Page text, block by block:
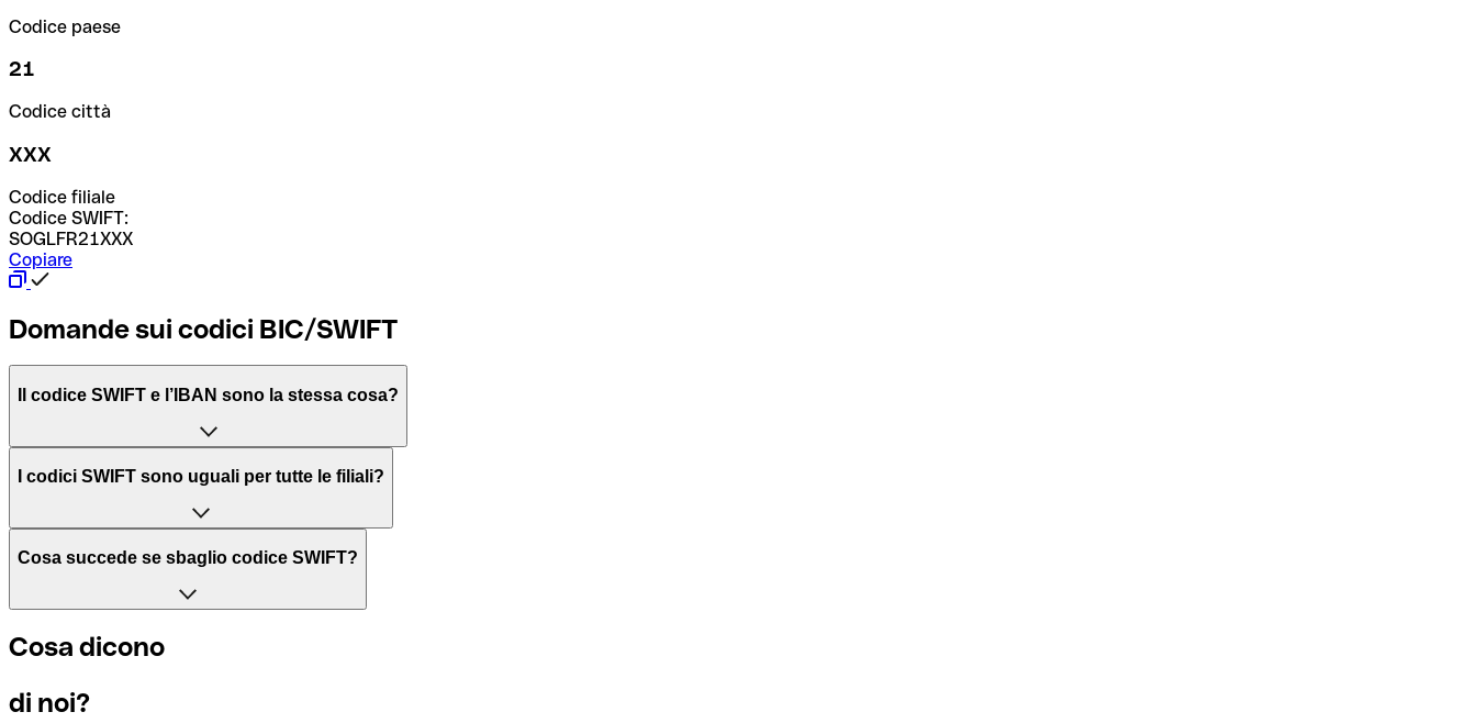
Codice paese
21
Codice città
XXX
Codice filiale
Codice SWIFT:
SOGLFR21XXX
Copiare
Domande sui codici BIC/SWIFT
Il codice SWIFT e l’IBAN sono la stessa cosa?
L'acronimo SWIFT sta per “Society for Worldwide Interbank Financial Telecommunication”, una rete globale per l’elaborazione dei pagamenti tra diversi Paesi.
Il BIC, invece, sta per “Bank Identifier Code” ed è una sequenza di caratteri necessaria per indirizzare un bonifico internazionale.
I codici SWIFT sono uguali per tutte le filiali?
Dipende dalle banche. In alcuni casi le banche utilizzano lo stesso codice SWIFT per filiali diverse. In altri casi, le banche preferiscono avere un codice SWIFT dedicato per ogni
Per sapere a quale filiale fa riferimento un codice SWIFT, è necessario controllare le ultime cifre. Se il codice termina con XXX, significa che è il codice SWIFT della sede centrale.
Cosa succede se sbaglio codice SWIFT?
Se per caso invii un pagamento a un codice SWIFT esistente ma sbagliato, la banca ricevente deve segnalare che non gestisce il conto del destinatario e stornare il pagamento.
Se ti accorgi di aver usato un codice SWIFT sbagliato, contatta immediatamente la tua banca e chiedi di annullare la transazione.
Cosa dicono
di noi?